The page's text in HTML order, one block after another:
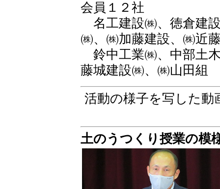
会員１２社
名工建設㈱、徳倉建
㈱、㈱加藤建設、㈱近
鈴中工業㈱、中部土
藤城建設㈱、㈱山田組
活動の様子を写した動
土のうつくり授業の模